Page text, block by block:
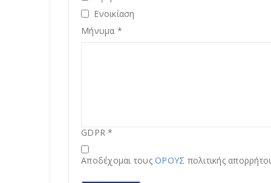
Ενοικίαση
Μήνυμα *
GDPR*
Αποδέχομαι τους ΟΡΟΥΣ πολιτικής